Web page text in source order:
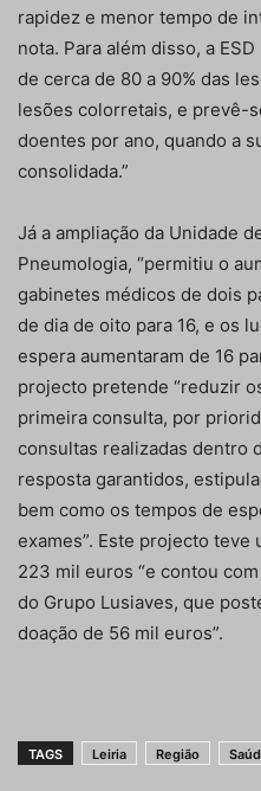
rapidez e menor tempo de
nota. Para além disso, a
de cerca de 80 a 90% das
lesões colorretais, e prevê-
doentes por ano, quando a
consolidada.”
Já a ampliação da Unidade
Pneumologia, “permitiu o
gabinetes médicos de dois
de dia de oito para 16, e os
espera aumentaram de 16
projecto pretende “reduzir
primeira consulta, por
consultas realizadas dentro
resposta garantidos,
bem como os tempos de
exames”. Este projecto teve
223 mil euros “e contou
do Grupo Lusiaves, que
doação de 56 mil euros”.
TAGS Leiria Região